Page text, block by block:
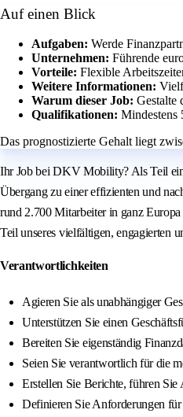
Auf einen Blick
Aufgaben: Werde
Unternehmen: Führende
Vorteile: Flexible
Weitere Informationen:
Warum dieser Job: Gestalte
Qualifikationen: Mindestens
Das prognostizierte Gehalt liegt
Ihr Job bei DKV Mobility? Als Teil
Übergang zu einer effizienten und
rund 2.700 Mitarbeiter in ganz
Teil unseres vielfältigen, engagierten
Verantwortlichkeiten
Agieren Sie als unabhängiger
Unterstützen Sie einen
Bereiten Sie eigenständig
Seien Sie verantwortlich für die
Erstellen Sie Berichte, führen Sie
Definieren Sie Anforderungen für